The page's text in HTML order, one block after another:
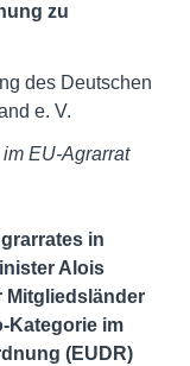
zu
des Deutschen
e. V.
EU-Agrarrat
in
Alois
Mitgliedsländer
Kategorie im
(EUDR)